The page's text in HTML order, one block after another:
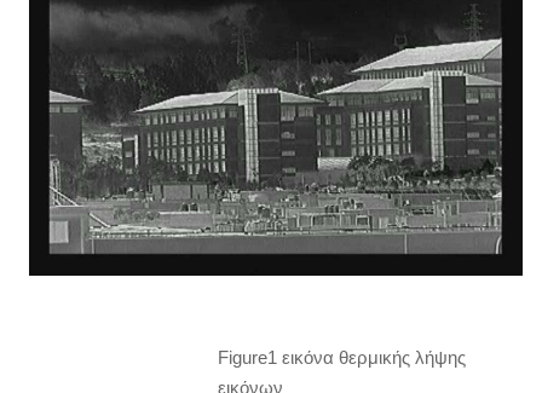
Figure1 εικόνα θερμικής λήψης
εικόνων